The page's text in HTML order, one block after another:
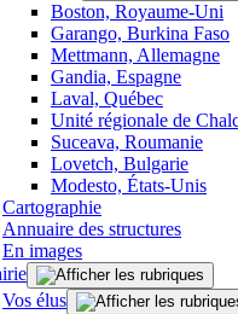
Boston, Royaume-Uni
Garango, Burkina Faso
Mettmann, Allemagne
Gandia, Espagne
Laval, Québec
Unité régionale de
Suceava, Roumanie
Lovetch, Bulgarie
Modesto, États-Unis
Cartographie
Annuaire des structures
En images
Vos élus